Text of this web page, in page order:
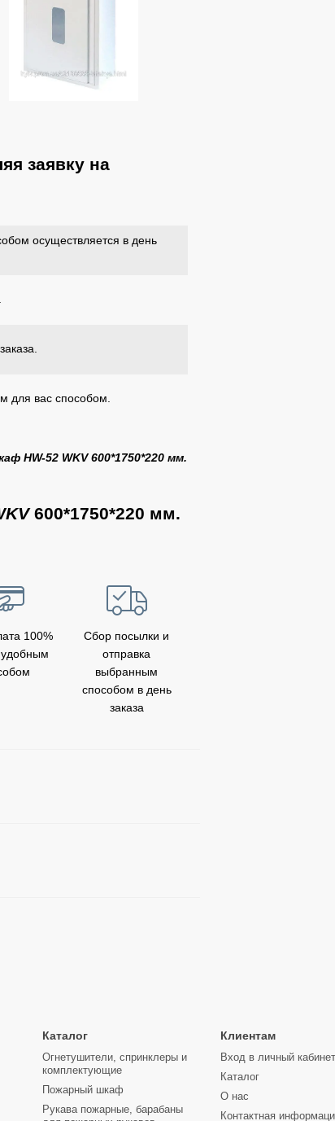
заявку на
осуществляется в день
для вас способом.
HW-52 WKV 600*1750*220 мм.
600*1750*220 мм.
100%
Сбор посылки и
отправка
выбранным
способом в день
заказа
Каталог
Огнетушители, спринклеры и
комплектующие
Пожарный шкаф
Рукава пожарные, барабаны
Клиентам
Вход в личный кабинет
Каталог
О нас
Контактная